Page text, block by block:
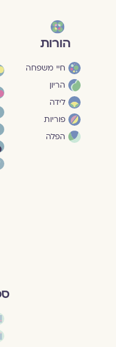
הורות
חיי משפחה
הריון
לידה
פוריות
הפלה